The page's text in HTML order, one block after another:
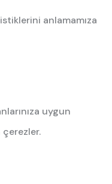
anlamamıza
uygun